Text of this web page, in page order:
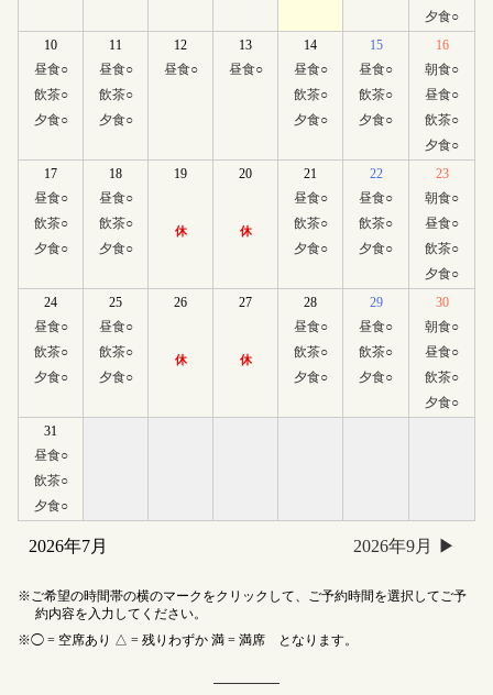
夕食○
10
昼食○
飲茶○
夕食○
11
昼食○
飲茶○
夕食○
12
昼食○
13
昼食○
14
昼食○
飲茶○
夕食○
15
昼食○
飲茶○
夕食○
16
朝食○
昼食○
飲茶○
夕食○
17
昼食○
飲茶○
夕食○
18
昼食○
飲茶○
夕食○
19
休
20
休
21
昼食○
飲茶○
夕食○
22
昼食○
飲茶○
夕食○
23
朝食○
昼食○
飲茶○
夕食○
24
昼食○
飲茶○
夕食○
25
昼食○
飲茶○
夕食○
26
休
27
休
28
昼食○
飲茶○
夕食○
29
昼食○
飲茶○
夕食○
30
朝食○
昼食○
飲茶○
夕食○
31
昼食○
飲茶○
夕食○
2026年7月 2026年9月
ご希望の時間帯の横のマークをクリックして、ご予約時間を選択してご予
約内容を入力してください。
◯ = 空席あり △ = 残りわずか 満 = 満席 となります。